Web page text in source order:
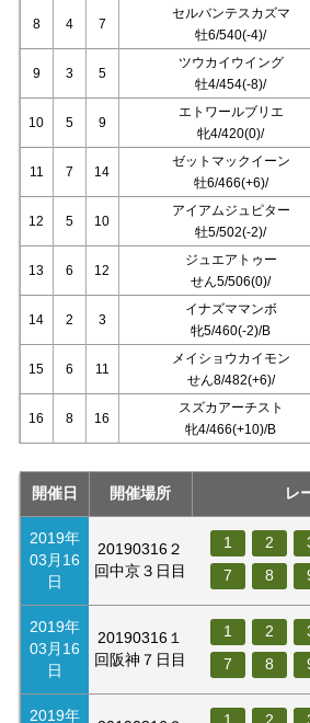
8 4 7
セルバンテスカズマ
牡6/540(-4)/
9 3 5
ツウカイウイング
牡4/454(-8)/
10 5 9
エトワールブリエ
牝4/420(0)/
11 7 14
ゼットマックイーン
牡6/466(+6)/
12 5 10
アイアムジュピター
牡5/502(-2)/
13 6 12
ジュエアトゥー
せん5/506(0)/
14 2 3
イナズママンボ
牝5/460(-2)/B
15 6 11
メイショウカイモン
せん8/482(+6)/
16 8 16
スズカアーチスト
牝4/466(+10)/B
開催日 開催場所 レ
2019年
03月16
日
20190316２
回中京３日目
1 2
7
8
2019年
03月16
日
20190316１
回阪神７日目
1 2
7
8
2019年